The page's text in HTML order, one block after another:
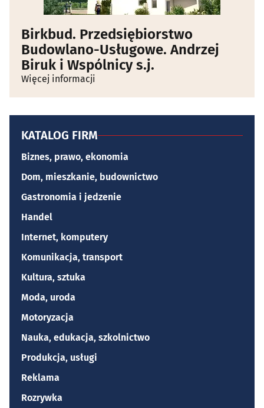
Birkbud. Przedsiębiorstwo
Budowlano-Usługowe. Andrzej
Biruk i Wspólnicy s.j.
Więcej informacji
KATALOG FIRM
Biznes, prawo, ekonomia
Dom, mieszkanie, budownictwo
Gastronomia i jedzenie
Handel
Internet, komputery
Komunikacja, transport
Kultura, sztuka
Moda, uroda
Motoryzacja
Nauka, edukacja, szkolnictwo
Produkcja, usługi
Reklama
Rozrywka